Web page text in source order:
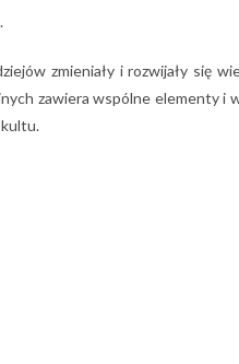
zmieniały i rozwijały się
zawiera wspólne elementy i